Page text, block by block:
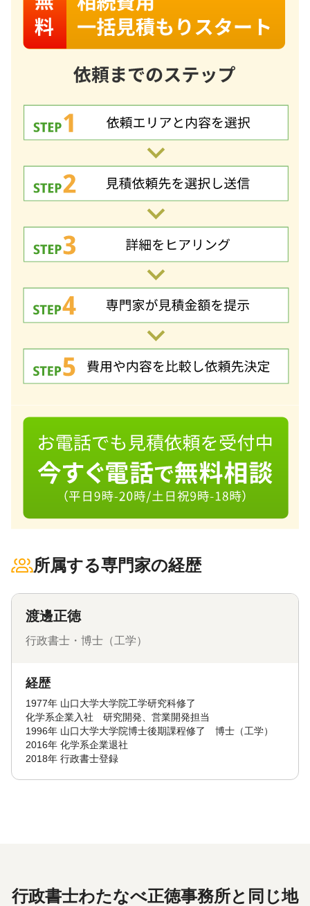
所属する専門家の経歴
渡邊正徳
行政書士・博士（工学）
経歴
1977年 山口大学大学院工学研究科修了
化学系企業入社 研究開発、営業開発担当
1996年 山口大学大学院博士後期課程修了 博士（工学）
2016年 化学系企業退社
2018年 行政書士登録
行政書士わたなべ正徳事務所と同じ地